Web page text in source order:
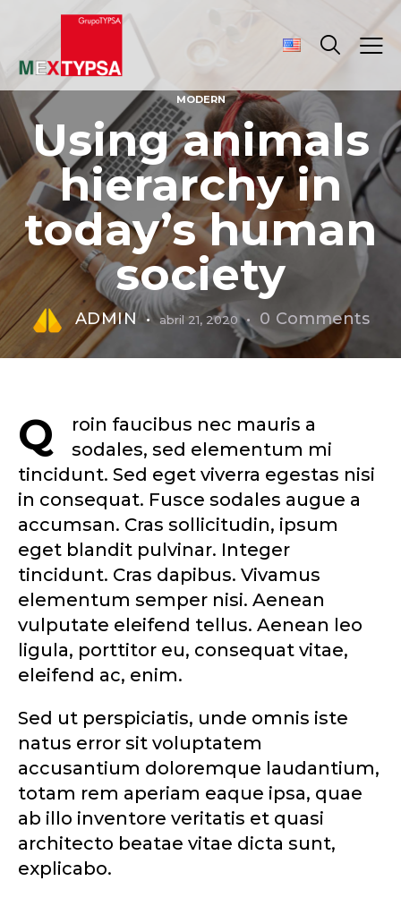
MODERN
Using animals
hierarchy in
today’s human
society
ADMIN abril 21, 2020 0 Comments
Q
roin faucibus nec mauris a
sodales, sed elementum mi
tincidunt. Sed eget viverra egestas nisi
in consequat. Fusce sodales augue a
accumsan. Cras sollicitudin, ipsum
eget blandit pulvinar. Integer
tincidunt. Cras dapibus. Vivamus
elementum semper nisi. Aenean
vulputate eleifend tellus. Aenean leo
ligula, porttitor eu, consequat vitae,
eleifend ac, enim.
Sed ut perspiciatis, unde omnis iste
natus error sit voluptatem
accusantium doloremque laudantium,
totam rem aperiam eaque ipsa, quae
ab illo inventore veritatis et quasi
architecto beatae vitae dicta sunt,
explicabo.